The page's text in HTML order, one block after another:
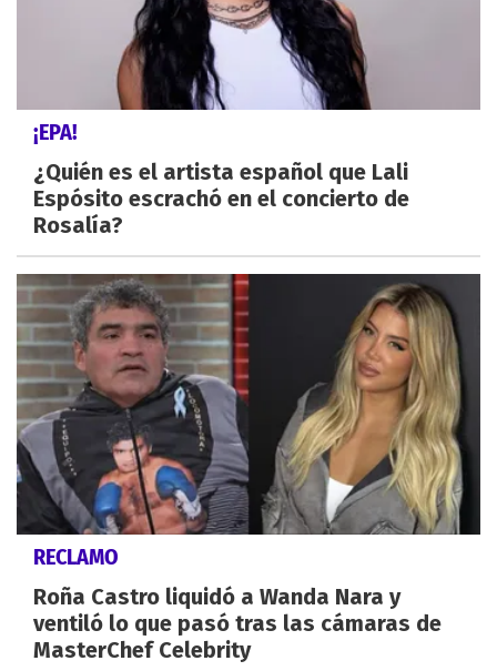
¡EPA!
¿Quién es el artista español que Lali
Espósito escrachó en el concierto de
Rosalía?
RECLAMO
Roña Castro liquidó a Wanda Nara y
ventiló lo que pasó tras las cámaras de
MasterChef Celebrity